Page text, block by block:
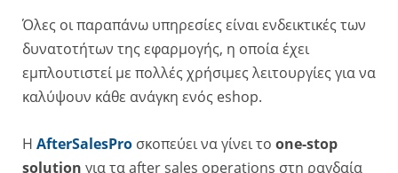
Όλες οι παραπάνω υπηρεσίες είναι ενδεικτικές των
δυνατοτήτων της εφαρμογής, η οποία έχει
εμπλουτιστεί με πολλές χρήσιμες λειτουργίες για να
καλύψουν κάθε ανάγκη ενός eshop.
Η AfterSalesPro σκοπεύει να γίνει το one-stop
solution για τα after sales operations στη ραγδαία